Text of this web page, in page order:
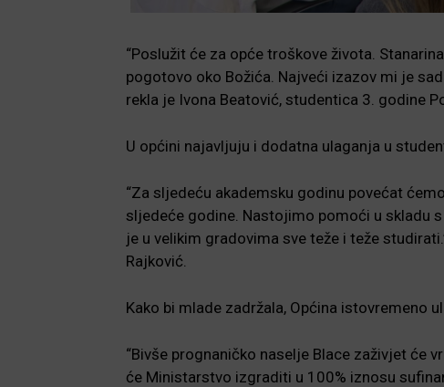
“Poslužit će za opće troškove života.
pogotovo oko Božića. Najveći izazov mi je
rekla je Ivona Beatović, studentica 3. godine
U općini najavljuju i dodatna ulaganja u
“Za sljedeću akademsku godinu povećat
sljedeće godine. Nastojimo pomoći u skladu
je u velikim gradovima sve teže i teže
Rajković.
Kako bi mlade zadržala, Općina istovremeno
“Bivše prognaničko naselje Blace zaživjet će
će Ministarstvo izgraditi u 100% iznosu